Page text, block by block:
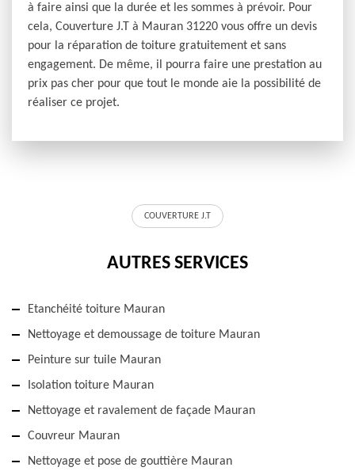
à faire ainsi que la durée et les sommes à prévoir. Pour
cela, Couverture J.T à Mauran 31220 vous offre un devis
pour la réparation de toiture gratuitement et sans
engagement. De même, il pourra faire une prestation au
prix pas cher pour que tout le monde aie la possibilité de
réaliser ce projet.
COUVERTURE J.T
AUTRES SERVICES
Etanchéité toiture Mauran
Nettoyage et demoussage de toiture Mauran
Peinture sur tuile Mauran
Isolation toiture Mauran
Nettoyage et ravalement de façade Mauran
Couvreur Mauran
Nettoyage et pose de gouttière Mauran